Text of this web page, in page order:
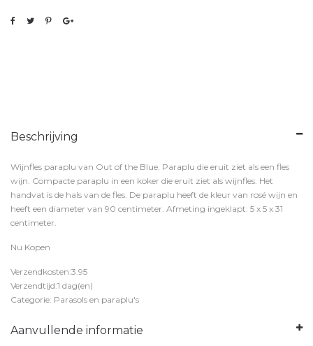
Beschrijving
Wijnfles paraplu van Out of the Blue. Paraplu die eruit ziet als een fles
wijn. Compacte paraplu in een koker die eruit ziet als wijnfles. Het
handvat is de hals van de fles. De paraplu heeft de kleur van rosé wijn en
heeft een diameter van 90 centimeter. Afmeting ingeklapt: 5 x 5 x 31
centimeter.
Nu Kopen
Verzendkosten:3.95
Verzendtijd:1 dag(en)
Categorie: Parasols en paraplu's
Aanvullende informatie